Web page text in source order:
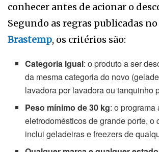
conhecer antes de acionar o
Segundo as regras publicadas
Brastemp, os critérios são:
Categoria igual: o produto a ser
da mesma categoria do novo
lavadora por lavadora ou tanquinho
Peso mínimo de 30 kg: o programa
eletrodomésticos de grande porte, o
inclui geladeiras e freezers de